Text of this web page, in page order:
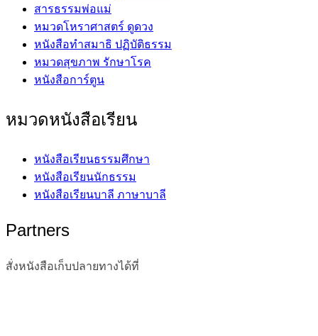
สารธรรมพ่อแม่
หมวดโหราศาสตร์ ดูดวง
หนังสือทำสมาธิ ปฏิบัติธรรม
หมวดสุขภาพ รักษาโรค
หนังสือการ์ตูน
หมวดหนังสือเรียน
หนังสือเรียนธรรมศึกษา
หนังสือเรียนนักธรรม
หนังสือเรียนบาลี ภาษาบาลี
Partners
สั่งหนังสือเก็บปลายทางได้ที่